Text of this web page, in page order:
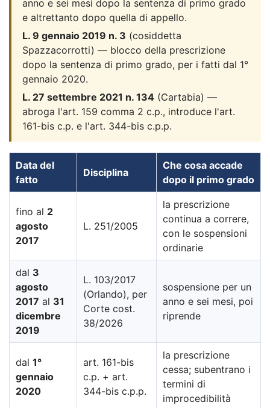
anno e sei mesi dopo la sentenza di primo grado
e altrettanto dopo quella di appello.
L. 9 gennaio 2019 n. 3 (cosiddetta
Spazzacorrotti) — blocco della prescrizione
dopo la sentenza di primo grado, per i fatti dal 1°
gennaio 2020.
L. 27 settembre 2021 n. 134 (Cartabia) —
abroga l'art. 159 comma 2 c.p., introduce l'art.
161-bis c.p. e l'art. 344-bis c.p.p.
Data del
fatto
Disciplina
Che cosa accade
dopo il primo grado
fino al 2
agosto
2017
L. 251/2005
la prescrizione
continua a correre,
con le sospensioni
ordinarie
dal 3
agosto
2017 al 31
dicembre
2019
L. 103/2017
(Orlando), per
Corte cost.
38/2026
sospensione per un
anno e sei mesi, poi
riprende
dal 1°
gennaio
2020
art. 161-bis
c.p. + art.
344-bis c.p.p.
la prescrizione
cessa; subentrano i
termini di
improcedibilità